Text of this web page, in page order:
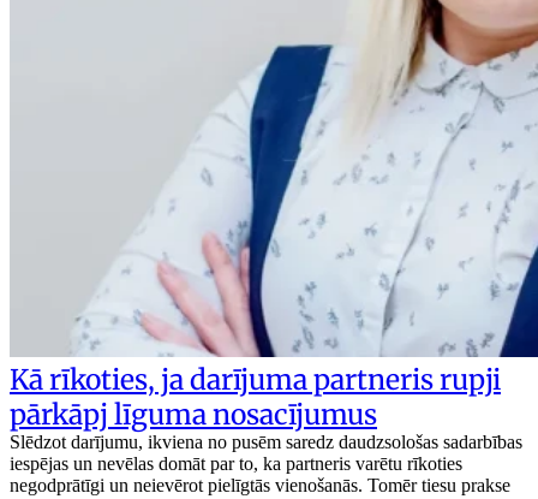
Kā rīkoties, ja darījuma partneris rupji
pārkāpj līguma nosacījumus
Slēdzot darījumu, ikviena no pusēm saredz daudzsološas sadarbības
iespējas un nevēlas domāt par to, ka partneris varētu rīkoties
negodprātīgi un neievērot pielīgtās vienošanās. Tomēr tiesu prakse